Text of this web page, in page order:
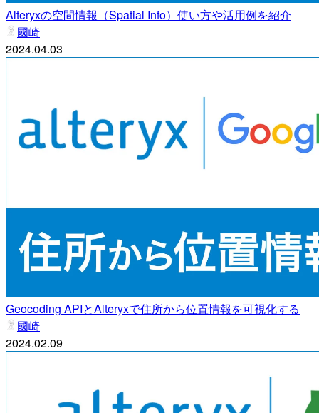
Alteryxの空間情報（Spatial Info）使い方や活用例を紹介
國崎
2024.04.03
Geocoding APIとAlteryxで住所から位置情報を可視化する
國崎
2024.02.09